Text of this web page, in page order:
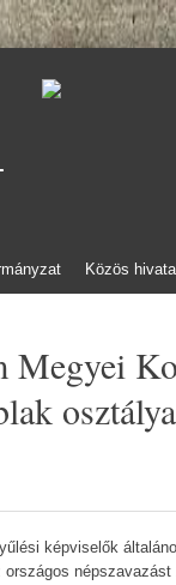
Közös hivatal
Megyei
képviselők
népszavazást